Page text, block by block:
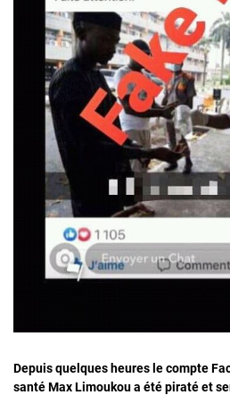
Depuis quelques heures le compte
santé Max Limoukou a été piraté et